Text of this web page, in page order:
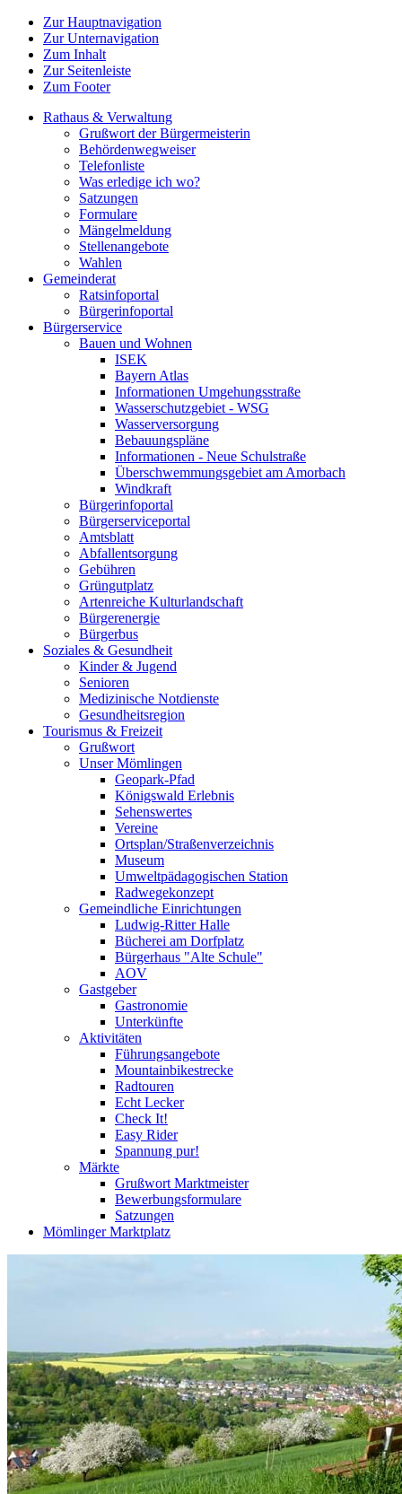
Zur Hauptnavigation
Zur Unternavigation
Zum Inhalt
Zur Seitenleiste
Zum Footer
Rathaus & Verwaltung
Grußwort der Bürgermeisterin
Behördenwegweiser
Telefonliste
Was erledige ich wo?
Satzungen
Formulare
Mängelmeldung
Stellenangebote
Wahlen
Gemeinderat
Ratsinfoportal
Bürgerinfoportal
Bürgerservice
Bauen und Wohnen
ISEK
Bayern Atlas
Informationen Umgehungsstraße
Wasserschutzgebiet - WSG
Wasserversorgung
Bebauungspläne
Informationen - Neue Schulstraße
Überschwemmungsgebiet am Amorbach
Windkraft
Bürgerinfoportal
Bürgerserviceportal
Amtsblatt
Abfallentsorgung
Gebühren
Grüngutplatz
Artenreiche Kulturlandschaft
Bürgerenergie
Bürgerbus
Soziales & Gesundheit
Kinder & Jugend
Senioren
Medizinische Notdienste
Gesundheitsregion
Tourismus & Freizeit
Grußwort
Unser Mömlingen
Geopark-Pfad
Königswald Erlebnis
Sehenswertes
Vereine
Ortsplan/Straßenverzeichnis
Museum
Umweltpädagogischen Station
Radwegekonzept
Gemeindliche Einrichtungen
Ludwig-Ritter Halle
Bücherei am Dorfplatz
Bürgerhaus "Alte Schule"
AOV
Gastgeber
Gastronomie
Unterkünfte
Aktivitäten
Führungsangebote
Mountainbikestrecke
Radtouren
Echt Lecker
Check It!
Easy Rider
Spannung pur!
Märkte
Grußwort Marktmeister
Bewerbungsformulare
Satzungen
Mömlinger Marktplatz